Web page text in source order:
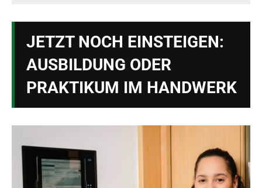
JETZT NOCH EINSTEIGEN:
AUSBILDUNG ODER
PRAKTIKUM IM HANDWERK